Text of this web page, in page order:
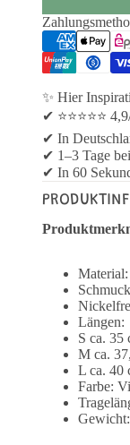
✨ Hier
✔ ⭐⭐⭐⭐⭐
✔ In
✔ 1–3 Tage
✔ In 60
Längen:
S ca. 35
M ca.
L ca. 40
Farbe: